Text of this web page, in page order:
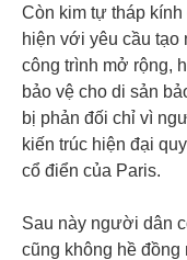
Còn kim tự tháp
hiện với yêu cầu tạo
công trình mở rộng,
bảo vệ cho di sản
bị phản đối chỉ vì
kiến trúc hiện đại
cổ điển của Paris.
Sau này người dân
cũng không hề